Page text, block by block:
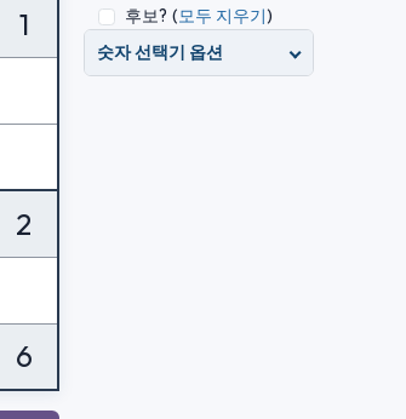
1
2
6
후보? (모두 지우기)
숫자 선택기 옵션